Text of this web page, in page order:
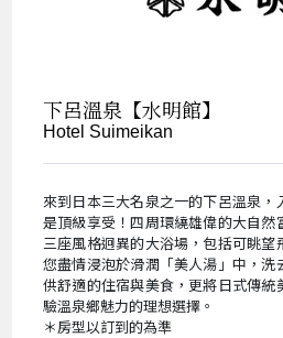
下呂溫泉【水明館】
Hotel Suimeikan
來到日本三大名泉之一的下呂溫泉
是頂級享受！四周環繞雄偉的大自
三座風格迥異的大浴場，包括可眺
您盡情浸泡於滑潤「美人湯」中，
供舒適的住宿與美食，更將日式傳
驗溫泉鄉魅力的理想選擇。
＊房型以訂到的為準